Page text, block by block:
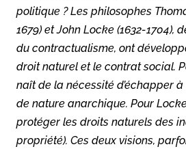
politique ? Les philosophes
1679) et John Locke (1632-1704),
du contractualisme, ont
droit naturel et le contrat social.
naît de la nécessité d’échapper à
de nature anarchique. Pour
protéger les droits naturels des
propriété). Ces deux visions,